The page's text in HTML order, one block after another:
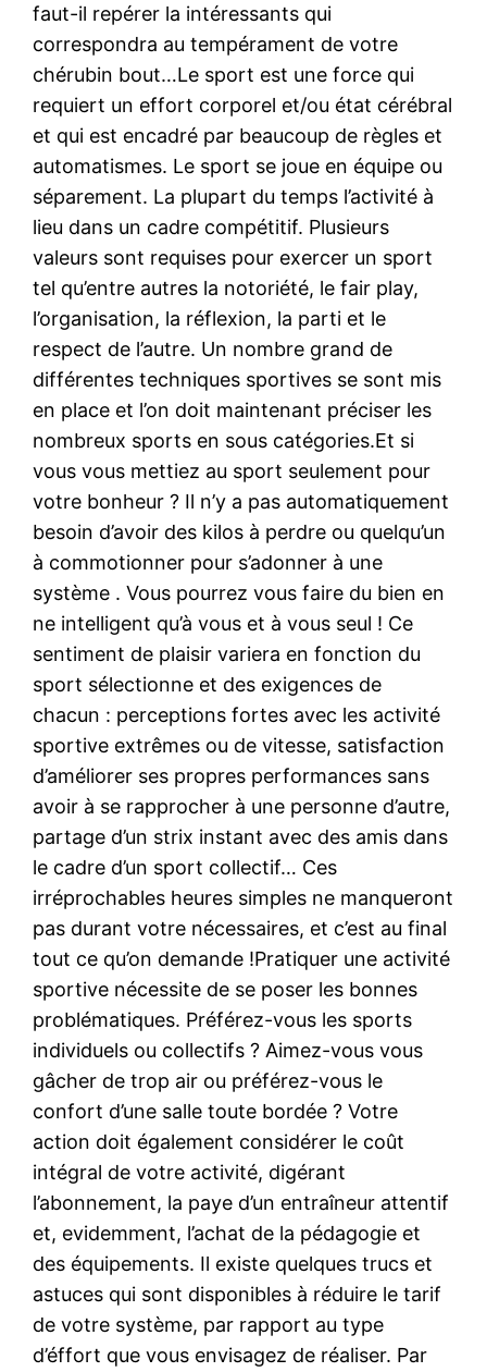
faut-il repérer la intéressants qui
correspondra au tempérament de votre
chérubin bout…Le sport est une force qui
requiert un effort corporel et/ou état cérébral
et qui est encadré par beaucoup de règles et
automatismes. Le sport se joue en équipe ou
séparement. La plupart du temps l’activité à
lieu dans un cadre compétitif. Plusieurs
valeurs sont requises pour exercer un sport
tel qu’entre autres la notoriété, le fair play,
l’organisation, la réflexion, la parti et le
respect de l’autre. Un nombre grand de
différentes techniques sportives se sont mis
en place et l’on doit maintenant préciser les
nombreux sports en sous catégories.Et si
vous vous mettiez au sport seulement pour
votre bonheur ? Il n’y a pas automatiquement
besoin d’avoir des kilos à perdre ou quelqu’un
à commotionner pour s’adonner à une
système . Vous pourrez vous faire du bien en
ne intelligent qu’à vous et à vous seul ! Ce
sentiment de plaisir variera en fonction du
sport sélectionne et des exigences de
chacun : perceptions fortes avec les activité
sportive extrêmes ou de vitesse, satisfaction
d’améliorer ses propres performances sans
avoir à se rapprocher à une personne d’autre,
partage d’un strix instant avec des amis dans
le cadre d’un sport collectif… Ces
irréprochables heures simples ne manqueront
pas durant votre nécessaires, et c’est au final
tout ce qu’on demande !Pratiquer une activité
sportive nécessite de se poser les bonnes
problématiques. Préférez-vous les sports
individuels ou collectifs ? Aimez-vous vous
gâcher de trop air ou préférez-vous le
confort d’une salle toute bordée ? Votre
action doit également considérer le coût
intégral de votre activité, digérant
l’abonnement, la paye d’un entraîneur attentif
et, evidemment, l’achat de la pédagogie et
des équipements. Il existe quelques trucs et
astuces qui sont disponibles à réduire le tarif
de votre système, par rapport au type
d’éffort que vous envisagez de réaliser. Par